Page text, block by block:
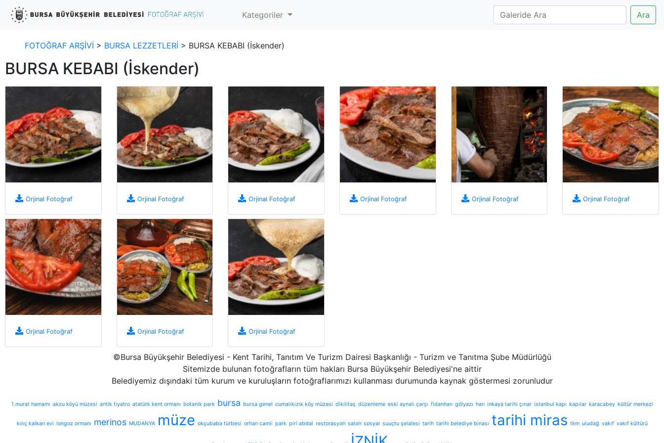
Kategoriler Ara
FOTOĞRAF ARŞİVİ > BURSA LEZZETLERİ > BURSA KEBABI (İskender)
BURSA KEBABI (İskender)
Orjinal Fotoğraf Orjinal Fotoğraf Orjinal Fotoğraf Orjinal Fotoğraf Orjinal Fotoğraf Orjinal Fotoğraf
Orjinal Fotoğraf Orjinal Fotoğraf Orjinal Fotoğraf
©Bursa Büyükşehir Belediyesi - Kent Tarihi, Tanıtım Ve Turizm Dairesi Başkanlığı - Turizm ve Tanıtma Şube Müdürlüğü
Sitemizde bulunan fotoğrafların tüm hakları Bursa Büyükşehir Belediyesi'ne aittir
Belediyemiz dışındaki tüm kurum ve kuruluşların fotoğraflarımızı kullanması durumunda kaynak göstermesi zorunludur
1.murat hamamı aksu köyü müzesi antik tiyatro atatürk kent ormanı botanik park bursa bursa genel cumalıkızık köy müzesi dikilitaş düzenleme eski aynalı çarşı fidanhan gölyazı han inkaya tarihi çınar istanbul kapı kapılar karacabey kültür merkezi
kılıç kalkan evi longoz ormanı merinos MUDANYA müze okçubaba türbesi orhan camii park piri abdal restorasyon salon sosyal suuçtu şelalesi tarih tarihi belediye binası tarihi miras tkm uludağ vakıf vakıf kültürü